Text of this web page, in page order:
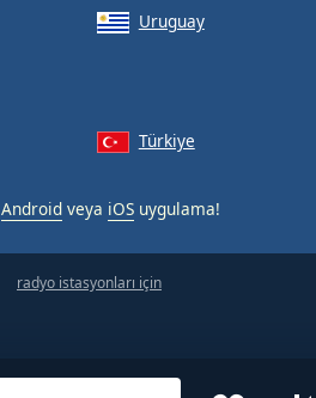
Uruguay
Türkiye
Android veya iOS uygulama!
radyo istasyonları için